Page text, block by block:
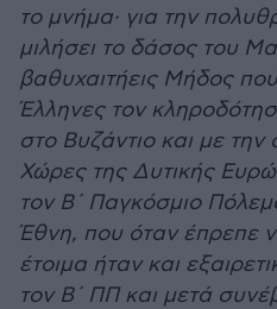
το μνήμα· για την
μιλήσει το δάσος του
βαθυχαιτήεις Μήδος
Έλληνες τον
στο Βυζάντιο και με την
Χώρες της Δυτικής
τον Β´ Παγκόσμιο
Έθνη, που όταν έπρεπε
έτοιμα ήταν και
τον Β´ ΠΠ και μετά